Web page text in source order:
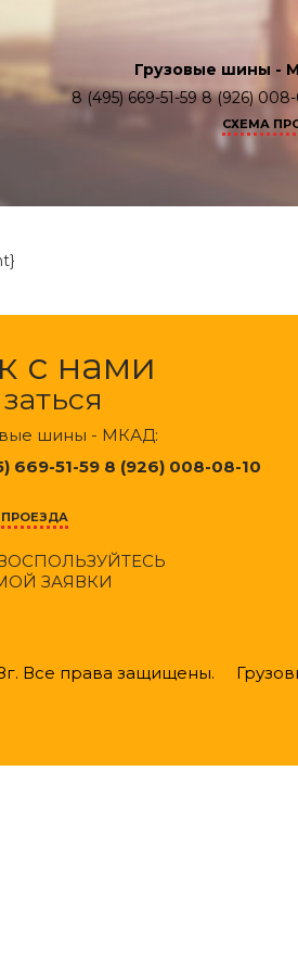
Грузовые шины -
8 (495) 669-51-59 8 (926)
СХЕМА
с нами
шины - МКАД:
669-51-59 8 (926) 008-08-10
ЗАЯВКИ
Все права защищены.